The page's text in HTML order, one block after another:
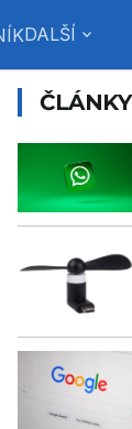
DALŠÍ expand_more
ČLÁNKY